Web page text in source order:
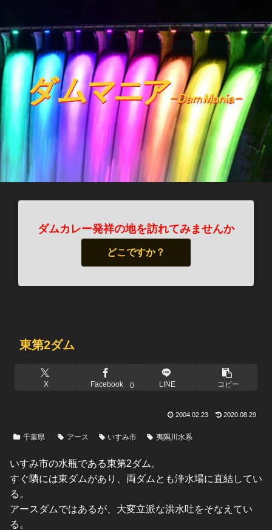
ダムカレー発祥の地を訪れてみませんか
どこですか？
東第2ダム
X Facebook 0 LINE コピー
2004.02.23 2020.08.29
千葉県 アース いすみ市 夷隅川水系
いすみ市の水瓶である東第2ダム。
すぐ隣には東ダムがあり、両ダムとも浄水場に直結してい
る。
アースダムではあるが、大変立派な洪水吐をそなえてい
る。